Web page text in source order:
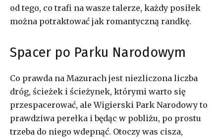
od tego, co trafi na wasze talerze, każdy posiłek
można potraktować jak romantyczną randkę.
Spacer po Parku Narodowym
Co prawda na Mazurach jest niezliczona liczba
dróg, ścieżek i ścieżynek, którymi warto się
przespacerować, ale Wigierski Park Narodowy to
prawdziwa perełka i będąc w pobliżu, po prostu
trzeba do niego wdepnąć. Otoczy was cisza,